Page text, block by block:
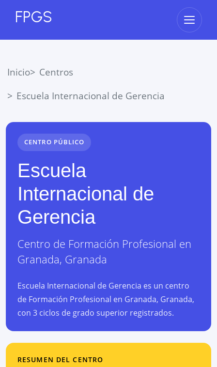
FPGS Abrir
Inicio
Centros
Escuela Internacional de Gerencia
CENTRO PÚBLICO
Escuela
Internacional de
Gerencia
Centro de Formación Profesional en
Granada, Granada
Escuela Internacional de Gerencia es un centro
de Formación Profesional en Granada, Granada,
con 3 ciclos de grado superior registrados.
RESUMEN DEL CENTRO